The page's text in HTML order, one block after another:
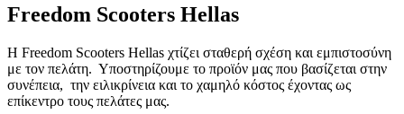
Freedom Scooters Hellas
Η Freedom Scooters Hellas χτίζει σταθερή σχέση και εμπιστοσύνη
με τον πελάτη. Υποστηρίζουμε το προϊόν μας που βασίζεται στην
συνέπεια, την ειλικρίνεια και το χαμηλό κόστος έχοντας ως
επίκεντρο τους πελάτες μας.